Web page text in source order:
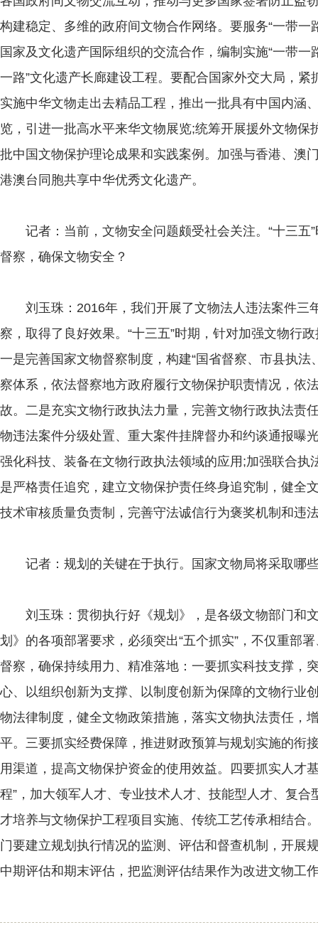
构建稳定、多维的政府间文物合作网络。要服务“一带一
国家及文化遗产国际组织的交流合作，编制实施“一带一
一路”文化遗产长廊建设工程。要配合国家外交大局，
实施中华文物走出去精品工程，推出一批具有中国内涵
览，引进一批高水平来华文物展览;统筹开展援外文物保
批中国文物保护理论成果和实践案例。加强与香港、澳
港澳台同胞共享中华优秀文化遗产。
记者：当前，文物安全问题颇受社会关注。“十三五”
督察，确保文物安全？
刘玉珠：2016年，我们开展了文物法人违法案件三
察，取得了良好效果。“十三五”时期，针对加强文物行
一是完善国家文物督察制度，构建“国省督察、市县执法
察体系，依法督察地方政府履行文物保护职责情况，依
故。二是充实文物行政执法力量，完善文物行政执法责
物违法案件分级处置、重大案件挂牌督办和约谈通报曝
强化科技、装备在文物行政执法领域的应用;加强联合执
是严格责任追究，建立文物保护责任终身追究制，健全
技术审核质量负责制，完善守法诚信行为褒奖机制和违
记者：规划的关键在于执行。国家文物局将采取哪
刘玉珠：贯彻执行好《规划》，是各级文物部门和
划》的各项部署要求，必须突出“五个抓实”，不仅重部
督察，确保持续用力、精准落地：一要抓实科技支撑，
心、以组织创新为支撑、以制度创新为保障的文物行业
物法律制度，健全文物政策措施，落实文物执法责任，
平。三要抓实经费保障，推进财政预算与规划实施的衔
用渠道，提高文物保护资金的使用效益。四要抓实人才
程”，加大领军人才、专业技术人才、技能型人才、复
才培养与文物保护工程项目实施、传统工艺传承相结合
门要建立规划执行情况的监测、评估和督查机制，开展
中期评估和期末评估，把监测评估结果作为改进文物工